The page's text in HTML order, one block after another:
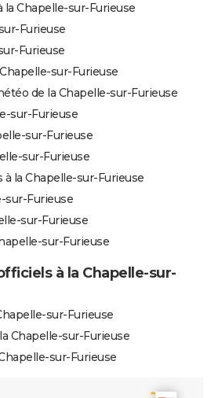
la Chapelle-sur-Furieuse
Furieuse
Furieuse
sur-Furieuse
de la Chapelle-sur-Furieuse
sur-Furieuse
sur-Furieuse
sur-Furieuse
la Chapelle-sur-Furieuse
sur-Furieuse
sur-Furieuse
sur-Furieuse
à la Chapelle-sur-
sur-Furieuse
Chapelle-sur-Furieuse
sur-Furieuse